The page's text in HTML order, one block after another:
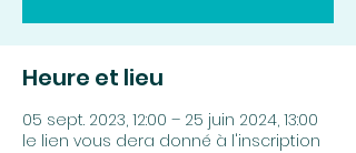
Heure et lieu
05 sept. 2023, 12:00 – 25 juin 2024, 13:00
le lien vous dera donné à l'inscription